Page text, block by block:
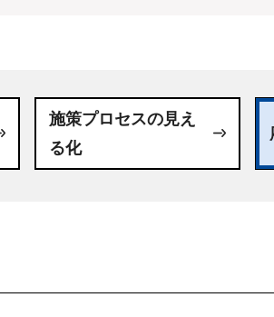
施策プロセスの見え
る化